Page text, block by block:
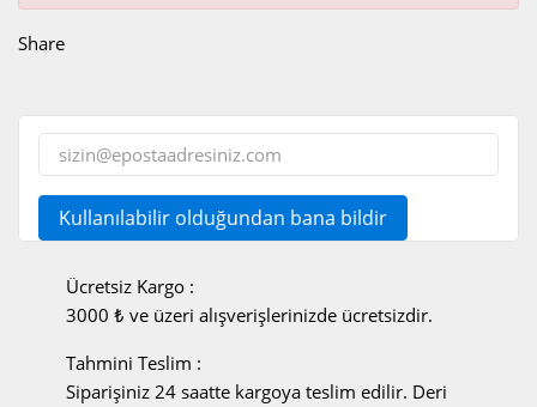
Share
Kullanılabilir olduğundan bana bildir
Ücretsiz Kargo :
3000 ₺ ve üzeri alışverişlerinizde ücretsizdir.
Tahmini Teslim :
Siparişiniz 24 saatte kargoya teslim edilir. Deri